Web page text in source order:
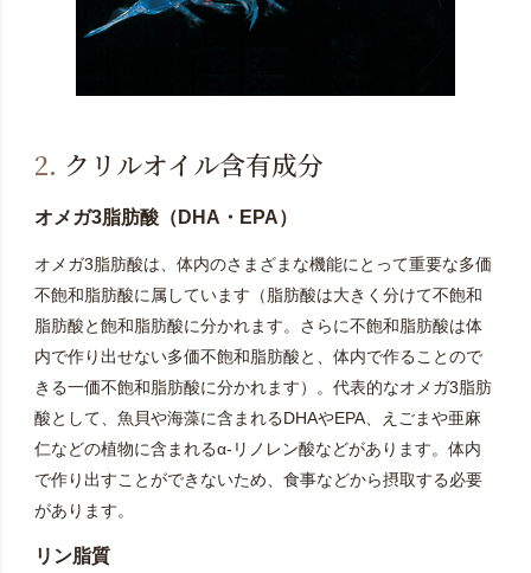
2. クリルオイル含有成分
オメガ3脂肪酸（DHA・EPA）
オメガ3脂肪酸は、体内のさまざまな機能にとって重要な多価
不飽和脂肪酸に属しています（脂肪酸は大きく分けて不飽和
脂肪酸と飽和脂肪酸に分かれます。さらに不飽和脂肪酸は体
内で作り出せない多価不飽和脂肪酸と、体内で作ることので
きる一価不飽和脂肪酸に分かれます）。代表的なオメガ3脂肪
酸として、魚貝や海藻に含まれるDHAやEPA、えごまや亜麻
仁などの植物に含まれるα-リノレン酸などがあります。体内
で作り出すことができないため、食事などから摂取する必要
があります。
リン脂質